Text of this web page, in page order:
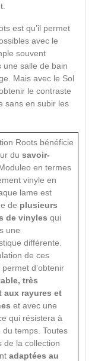
est qu’il permet
avec le
souvent
une salle de bain
Mais avec le Sol
le contraste
sans en subir les
Roots bénéficie
du savoir-
en termes
vinyle en
lame est
de plusieurs
de vinyles qui
une
différente.
de ces
d’obtenir
très
aux rayures et
et avec une
qui résistera à
du temps. Toutes
de la collection
adaptées au